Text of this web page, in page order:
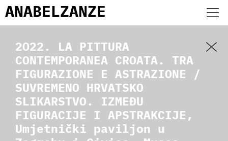
ANABELZANZE
2022. LA PITTURA
CONTEMPORANEA CROATA. TRA
FIGURAZIONE E ASTRAZIONE /
SUVREMENO HRVATSKO
SLIKARSTVO. IZMEĐU
FIGURACIJE I APSTRAKCIJE,
Umjetnički paviljon u